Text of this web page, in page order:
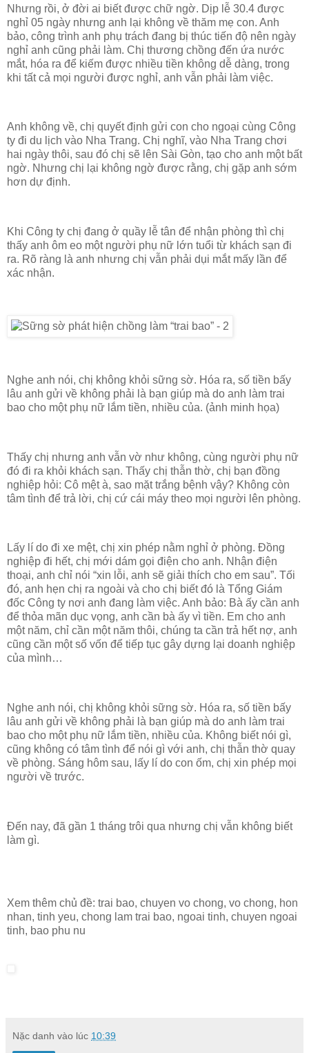
Nhưng rồi, ở đời ai biết được chữ ngờ. Dịp lễ 30.4 được
nghỉ 05 ngày nhưng anh lại không về thăm mẹ con. Anh
bảo, công trình anh phụ trách đang bị thúc tiến độ nên ngày
nghỉ anh cũng phải làm. Chị thương chồng đến ứa nước
mắt, hóa ra để kiếm được nhiều tiền không dễ dàng, trong
khi tất cả mọi người được nghỉ, anh vẫn phải làm việc.
Anh không về, chị quyết định gửi con cho ngoại cùng Công
ty đi du lịch vào Nha Trang. Chị nghĩ, vào Nha Trang chơi
hai ngày thôi, sau đó chị sẽ lên Sài Gòn, tạo cho anh một bất
ngờ. Nhưng chị lại không ngờ được rằng, chị gặp anh sớm
hơn dự định.
Khi Công ty chị đang ở quầy lễ tân để nhận phòng thì chị
thấy anh ôm eo một người phụ nữ lớn tuổi từ khách sạn đi
ra. Rõ ràng là anh nhưng chị vẫn phải dụi mắt mấy lần để
xác nhận.
Nghe anh nói, chị không khỏi sững sờ. Hóa ra, số tiền bấy
lâu anh gửi về không phải là bạn giúp mà do anh làm trai
bao cho một phụ nữ lắm tiền, nhiều của. (ảnh minh họa)
Thấy chị nhưng anh vẫn vờ như không, cùng người phụ nữ
đó đi ra khỏi khách sạn. Thấy chị thẫn thờ, chị bạn đồng
nghiệp hỏi: Cô mệt à, sao mặt trắng bệnh vậy? Không còn
tâm tình để trả lời, chị cứ cái máy theo mọi người lên phòng.
Lấy lí do đi xe mệt, chị xin phép nằm nghỉ ở phòng. Đồng
nghiệp đi hết, chị mới dám gọi điện cho anh. Nhận điện
thoại, anh chỉ nói “xin lỗi, anh sẽ giải thích cho em sau”. Tối
đó, anh hẹn chị ra ngoài và cho chị biết đó là Tổng Giám
đốc Công ty nơi anh đang làm việc. Anh bảo: Bà ấy cần anh
để thỏa mãn dục vọng, anh cần bà ấy vì tiền. Em cho anh
một năm, chỉ cần một năm thôi, chúng ta cần trả hết nợ, anh
cũng cần một số vốn để tiếp tục gây dựng lại doanh nghiệp
của mình…
Nghe anh nói, chị không khỏi sững sờ. Hóa ra, số tiền bấy
lâu anh gửi về không phải là bạn giúp mà do anh làm trai
bao cho một phụ nữ lắm tiền, nhiều của. Không biết nói gì,
cũng không có tâm tình để nói gì với anh, chị thẫn thờ quay
về phòng. Sáng hôm sau, lấy lí do con ốm, chị xin phép mọi
người về trước.
Đến nay, đã gần 1 tháng trôi qua nhưng chị vẫn không biết
làm gì.
Xem thêm chủ đề: trai bao, chuyen vo chong, vo chong, hon
nhan, tinh yeu, chong lam trai bao, ngoai tinh, chuyen ngoai
tinh, bao phu nu
Nặc danh vào lúc 10:39